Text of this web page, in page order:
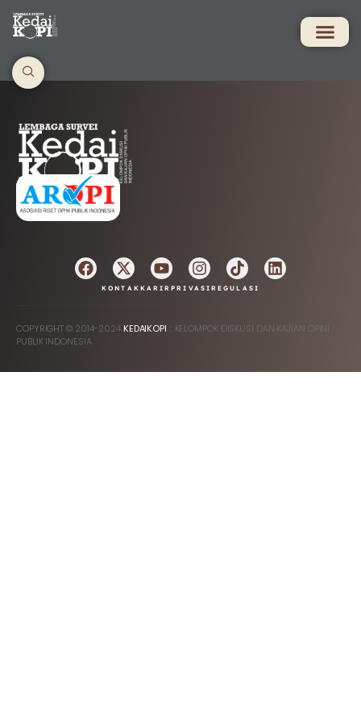
AFILIASI
KONTAK KARIRPRIVASI REGULASI
COPYRIGHT © 2014-2024 KEDAIKOPI :: KELOMPOK DISKUSI DAN KAJIAN OPINI
PUBLIK INDONESIA